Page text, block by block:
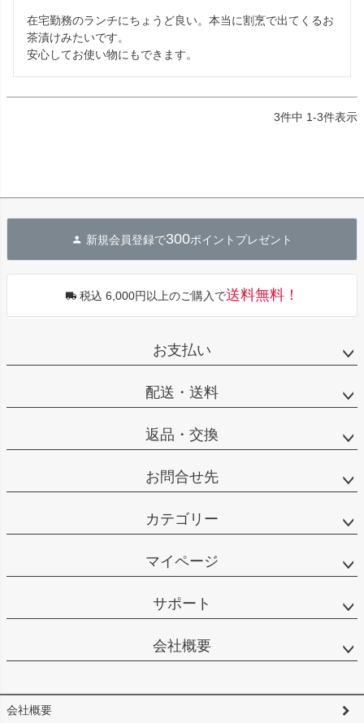
在宅勤務のランチにちょうど良い。本当に割烹で出てくるお
茶漬けみたいです。
安心してお使い物にもできます。
3件中 1-3件表示
新規会員登録で300ポイントプレゼント
税込 6,000円以上のご購入で送料無料！
お支払い
配送・送料
返品・交換
お問合せ先
カテゴリー
マイページ
サポート
会社概要
会社概要